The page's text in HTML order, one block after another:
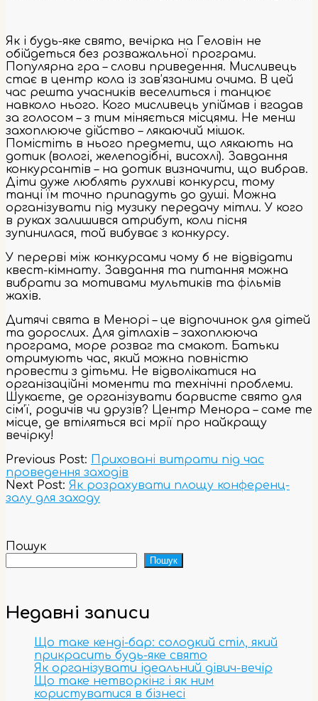
Як і будь-яке свято, вечірка на Геловін не
обійдеться без розважальної програми.
Популярна гра – слови приведення. Мисливець
стає в центр кола із зав’язаними очима. В цей
час решта учасників веселиться і танцює
навколо нього. Кого мисливець упіймав і вгадав
за голосом – з тим міняється місцями. Не менш
захоплююче дійство – лякаючий мішок.
Помістіть в нього предмети, що лякають на
дотик (вологі, желеподібні, висохлі). Завдання
конкурсантів – на дотик визначити, що вибрав.
Діти дуже люблять рухливі конкурси, тому
танці їм точно припадуть до душі. Можна
організувати під музику передачу мітли. У кого
в руках залишився атрибут, коли пісня
зупинилася, той вибуває з конкурсу.
У перерві між конкурсами чому б не відвідати
квест-кімнату. Завдання та питання можна
вибрати за мотивами мультиків та фільмів
жахів.
Дитячі свята в Менорі – це відпочинок для дітей
та дорослих. Для дітлахів – захоплююча
програма, море розваг та смакот. Батьки
отримують час, який можна повністю
провести з дітьми. Не відволікатися на
організаційні моменти та технічні проблеми.
Шукаєте, де організувати барвисте свято для
сім’ї, родичів чи друзів? Центр Менора – саме те
місце, де втіляться всі мрії про найкращу
вечірку!
2023-
11-
02
Previous Post: Приховані витрати під час
проведення заходів
Next Post: Як розрахувати площу конференц-
залу для заходу
Пошук
Пошук
Недавні записи
Що таке кенді-бар: солодкий стіл, який
прикрасить будь-яке свято
Як організувати ідеальний дівич-вечір
Що таке нетворкінг і як ним
користуватися в бізнесі